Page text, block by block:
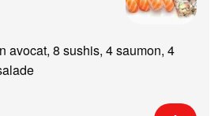
avocat, 8 sushis, 4 saumon, 4